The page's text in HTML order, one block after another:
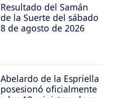
Resultado del Samán
de la Suerte del sábado
8 de agosto de 2026
Abelardo de la Espriella
posesionó oficialmente